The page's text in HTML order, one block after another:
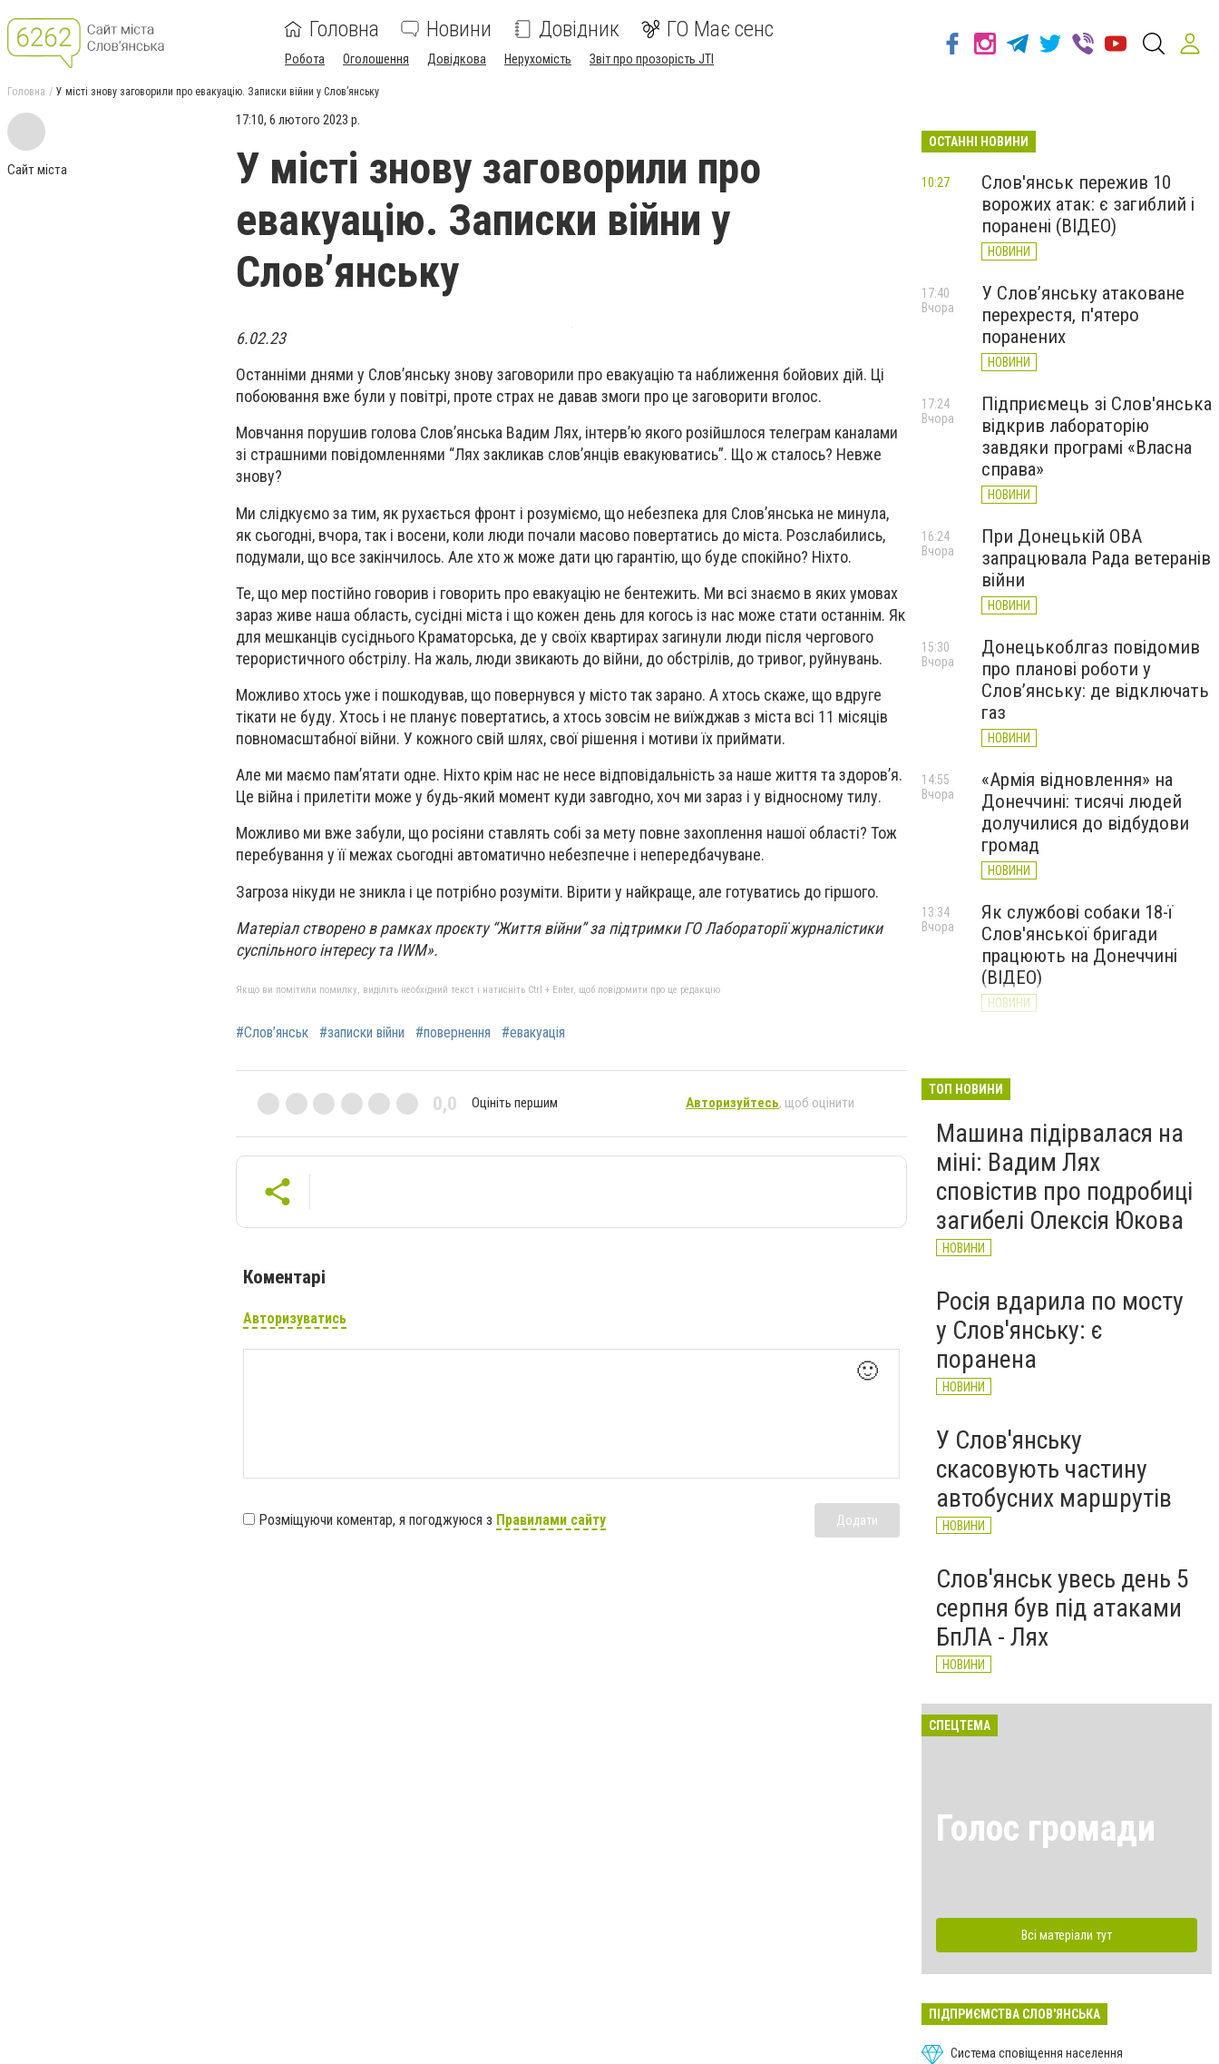
Головна Новини Довідник ГО Має сенс
Робота Оголошення Довідкова Нерухомість Звіт про прозорість JTI
Головна У місті знову заговорили про евакуацію. Записки війни у Слов’янську
Сайт міста
17:10, 6 лютого 2023 р.
У місті знову заговорили про
евакуацію. Записки війни у
Слов’янську
6.02.23
Останніми днями у Слов’янську знову заговорили про евакуацію та наближення бойових дій. Ці
побоювання вже були у повітрі, проте страх не давав змоги про це заговорити вголос.
Мовчання порушив голова Слов’янська Вадим Лях, інтерв’ю якого розійшлося телеграм каналами
зі страшними повідомленнями “Лях закликав слов’янців евакуюватись”. Що ж сталось? Невже
знову?
Ми слідкуємо за тим, як рухається фронт і розуміємо, що небезпека для Слов’янська не минула,
як сьогодні, вчора, так і восени, коли люди почали масово повертатись до міста. Розслабились,
подумали, що все закінчилось. Але хто ж може дати цю гарантію, що буде спокійно? Ніхто.
Те, що мер постійно говорив і говорить про евакуацію не бентежить. Ми всі знаємо в яких умовах
зараз живе наша область, сусідні міста і що кожен день для когось із нас може стати останнім. Як
для мешканців сусіднього Краматорська, де у своїх квартирах загинули люди після чергового
терористичного обстрілу. На жаль, люди звикають до війни, до обстрілів, до тривог, руйнувань.
Можливо хтось уже і пошкодував, що повернувся у місто так зарано. А хтось скаже, що вдруге
тікати не буду. Хтось і не планує повертатись, а хтось зовсім не виїжджав з міста всі 11 місяців
повномасштабної війни. У кожного свій шлях, свої рішення і мотиви їх приймати.
Але ми маємо пам’ятати одне. Ніхто крім нас не несе відповідальність за наше життя та здоров’я.
Це війна і прилетіти може у будь-який момент куди завгодно, хоч ми зараз і у відносному тилу.
Можливо ми вже забули, що росіяни ставлять собі за мету повне захоплення нашої області? Тож
перебування у її межах сьогодні автоматично небезпечне і непередбачуване.
Загроза нікуди не зникла і це потрібно розуміти. Вірити у найкраще, але готуватись до гіршого.
Матеріал створено в рамках проєкту “Життя війни” за підтримки ГО Лабораторії журналістики
суспільного інтересу та IWM».
Якщо ви помітили помилку, виділіть необхідний текст і натисніть Ctrl + Enter, щоб повідомити про це редакцію
#Слов’янськ #записки війни #повернення #евакуація
0,0 Оцініть першим Авторизуйтесь, щоб оцінити
Коментарі
Авторизуватись
🙂
Розміщуючи коментар, я погоджуюся з Правилами сайту Додати
ОСТАННІ НОВИНИ
Слов'янськ пережив 10
ворожих атак: є загиблий і
поранені (ВІДЕО)
НОВИНИ
10:27
У Слов’янську атаковане
перехрестя, п'ятеро
поранених
НОВИНИ
17:40
Вчора
Підприємець зі Слов'янська
відкрив лабораторію
завдяки програмі «Власна
справа»
НОВИНИ
17:24
Вчора
При Донецькій ОВА
запрацювала Рада ветеранів
війни
НОВИНИ
16:24
Вчора
Донецькоблгаз повідомив
про планові роботи у
Слов’янську: де відключать
газ
НОВИНИ
15:30
Вчора
«Армія відновлення» на
Донеччині: тисячі людей
долучилися до відбудови
громад
НОВИНИ
14:55
Вчора
Як службові собаки 18-ї
Слов'янської бригади
працюють на Донеччині
(ВІДЕО)
НОВИНИ
13:34
Вчора
та найближчих напрямках
ТОП НОВИНИ
Машина підірвалася на
міні: Вадим Лях
сповістив про подробиці
загибелі Олексія Юкова
НОВИНИ
Росія вдарила по мосту
у Слов'янську: є
поранена
НОВИНИ
У Слов'янську
скасовують частину
автобусних маршрутів
НОВИНИ
Слов'янськ увесь день 5
серпня був під атаками
БпЛА - Лях
НОВИНИ
СПЕЦТЕМА
Голос громади
Всі матеріали тут
ПІДПРИЄМСТВА СЛОВ'ЯНСЬКА
Система сповіщення населення